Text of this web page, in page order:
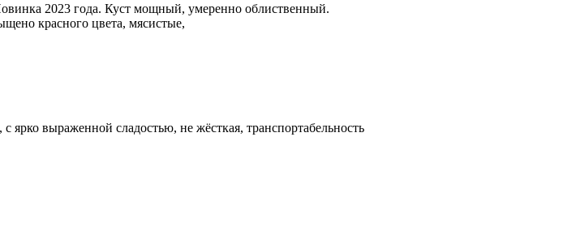
2023 года. Куст мощный, умеренно облиственный.
красного цвета, мясистые,
выраженной сладостью, не жёсткая, транспортабельность